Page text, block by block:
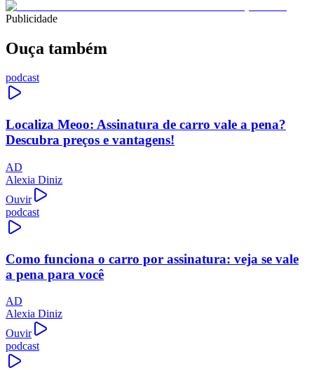
Publicidade
Ouça também
podcast
Localiza Meoo: Assinatura de carro vale a pena?
Descubra preços e vantagens!
AD
Alexia Diniz
Ouvir
podcast
Como funciona o carro por assinatura: veja se vale
a pena para você
AD
Alexia Diniz
Ouvir
podcast